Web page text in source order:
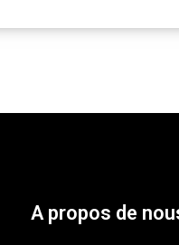
A propos de